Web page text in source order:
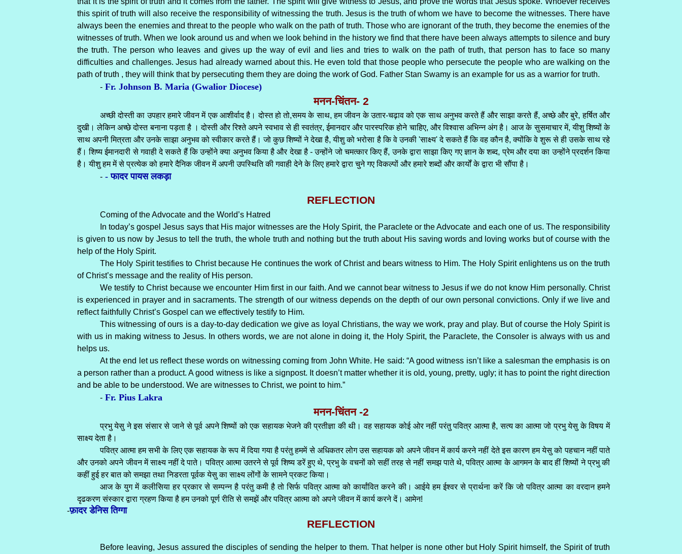
this spirit of truth will also receive the responsibility of witnessing the truth. Jesus is the truth of whom we have to become the witnesses. There have
always been the enemies and threat to the people who walk on the path of truth. Those who are ignorant of the truth, they become the enemies of the
witnesses of truth. When we look around us and when we look behind in the history we find that there have been always attempts to silence and bury
the truth. The person who leaves and gives up the way of evil and lies and tries to walk on the path of truth, that person has to face so many
difficulties and challenges. Jesus had already warned about this. He even told that those people who persecute the people who are walking on the
path of truth , they will think that by persecuting them they are doing the work of God. Father Stan Swamy is an example for us as a warrior for truth.
-Fr. Johnson B. Maria (Gwalior Diocese)
मनन-चिंतन- 2
अच्छी दोस्ती का उपहार हमारे जीवन में एक आशीर्वाद है। दोस्त हो तो,समय के साथ, हम जीवन के उतार-चढ़ाव को एक साथ अनुभव करते हैं और साझा करते हैं, अच्छे और बुरे, हर्षित और
दुखी। लेकिन अच्छे दोस्त बनाना पड़ता है । दोस्ती और रिश्ते अपने स्वभाव से ही स्वतंत्र, ईमानदार और पारस्परिक होने चाहिए, और विश्वास अभिन्न अंग है। आज के सुसमाचार में, यीशु शिष्यों के
साथ अपनी मित्रता और उनके साझा अनुभव को स्वीकार करते हैं। जो कुछ शिष्यों ने देखा है, यीशु को भरोसा है कि वे उनकी 'साक्ष्य' दे सकते हैं कि वह कौन है, क्योंकि वे शुरू से ही उसके साथ रहे
हैं। शिष्य ईमानदारी से गवाही दे सकते हैं कि उन्होंने क्या अनुभव किया है और देखा है - उन्होंने जो चमत्कार किए हैं, उनके द्वारा साझा किए गए ज्ञान के शब्द, प्रेम और दया का उन्होंने प्रदर्शन किया
है। यीशु हम में से प्रत्येक को हमारे दैनिक जीवन में अपनी उपस्थिति की गवाही देने के लिए हमारे द्वारा चुने गए विकल्पों और हमारे शब्दों और कार्यों के द्वारा भी सौंपा है।
-- फादर पायस लकड़ा
REFLECTION
Coming of the Advocate and the World’s Hatred
In today’s gospel Jesus says that His major witnesses are the Holy Spirit, the Paraclete or the Advocate and each one of us. The responsibility
is given to us now by Jesus to tell the truth, the whole truth and nothing but the truth about His saving words and loving works but of course with the
help of the Holy Spirit.
The Holy Spirit testifies to Christ because He continues the work of Christ and bears witness to Him. The Holy Spirit enlightens us on the truth
of Christ’s message and the reality of His person.
We testify to Christ because we encounter Him first in our faith. And we cannot bear witness to Jesus if we do not know Him personally. Christ
is experienced in prayer and in sacraments. The strength of our witness depends on the depth of our own personal convictions. Only if we live and
reflect faithfully Christ’s Gospel can we effectively testify to Him.
This witnessing of ours is a day-to-day dedication we give as loyal Christians, the way we work, pray and play. But of course the Holy Spirit is
with us in making witness to Jesus. In others words, we are not alone in doing it, the Holy Spirit, the Paraclete, the Consoler is always with us and
helps us.
At the end let us reflect these words on witnessing coming from John White. He said: “A good witness isn’t like a salesman the emphasis is on
a person rather than a product. A good witness is like a signpost. It doesn’t matter whether it is old, young, pretty, ugly; it has to point the right direction
and be able to be understood. We are witnesses to Christ, we point to him.”
-Fr. Pius Lakra
मनन-चिंतन -2
प्रभु येसु ने इस संसार से जाने से पूर्व अपने शिष्यों को एक सहायक भेजने की प्रतीज्ञा की थी। वह सहायक कोई ओर नहीं परंतु पवित्र आत्मा है, सत्य का आत्मा जो प्रभु येसु के विषय में
साक्ष्य देता है।
पवित्र आत्मा हम सभी के लिए एक सहायक के रूप में दिया गया है परंतु हममें से अधिकतर लोग उस सहायक को अपने जीवन में कार्य करने नहीं देते इस कारण हम येसु को पहचान नहीं पाते
और उनको अपने जीवन में साक्ष्य नहीं दे पाते। पवित्र आत्मा उतरने से पूर्व शिष्य डरें हुए थे, प्रभु के वचनों को सहीं तरह से नहीं समझ पाते थे, पवित्र आत्मा के आगमन के बाद हीं शिष्यों ने प्रभु की
कहीं हुई हर बात को समझा तथा निडरता पूर्वक येसु का साक्ष्य लोंगों के सामने प्रकट किया।
आज के युग में कलीसिया हर प्रकार से सम्पन्न है परंतु कमी है तो सिर्फ पवित्र आत्मा को कार्यांवित करने की। आईये हम ईश्वर से प्रार्थना करें कि जो पवित्र आत्मा का वरदान हमने
दृढकरण संस्कार द्वारा ग्रहण किया है हम उनको पूर्ण रीति से समझें और पवित्र आत्मा को अपने जीवन में कार्य करने दें। आमेन!
-फ़ादर डेनिस तिग्गा
REFLECTION
Before leaving, Jesus assured the disciples of sending the helper to them. That helper is none other but Holy Spirit himself, the Spirit of truth